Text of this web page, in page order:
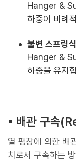
Hanger &
하중이 비례
불변 스프링
Hanger &
하중을 유지
▪︎ 배관 구속
열 팽창에 의한 배
치로서 구속하는